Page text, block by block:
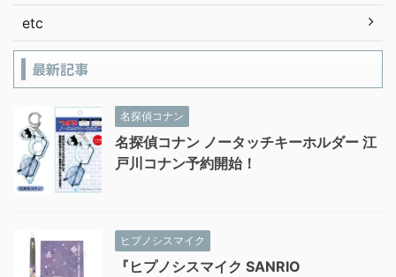
etc
最新記事
名探偵コナン
名探偵コナン ノータッチキーホルダー 江
戸川コナン予約開始！
ヒプノシスマイク
『ヒプノシスマイク SANRIO